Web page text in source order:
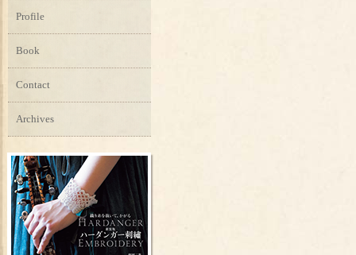
Profile
Book
Contact
Archives